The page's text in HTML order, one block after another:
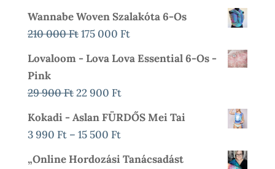
17
Wannabe Woven Szalakóta 6-Os
210 000FtOriginal
175 000 FtCurrent
Lovaloom - Lova Lova Essential 6-Os -
Pink
29 900Ft Original
900 Ft.
22 900 FtCurrent
Price
900 Ft.
Kokadi - Aslan FÜRDŐS Mei Tai
3 990 Ft – 15 500 FtÁrtartomány:
„Online Hordozási Tanácsadást